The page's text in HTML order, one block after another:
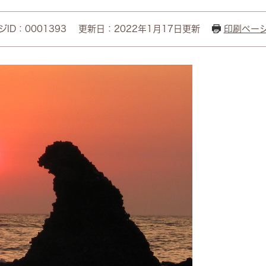
ID：0001393 更新日：2022年1月17日更新 印刷ペー